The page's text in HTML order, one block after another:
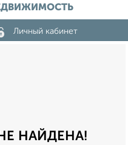
Личный кабинет
НАЙДЕНА!